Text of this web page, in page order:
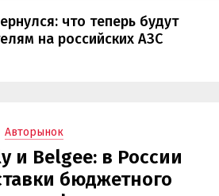
что теперь будут
на российских АЗС
Авторынок
и Belgee: в России
бюджетного